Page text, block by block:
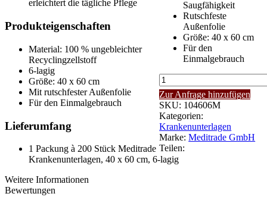
Saugfähigkeit
Rutschfeste
Außenfolie
Größe: 40 x 60 cm
Für den
Einmalgebrauch
Meditrade
Krankenunterlagen
|
40
x
60
cm,
6-
lagig
Zur Anfrage hinzufügen
SKU: 104606M
Kategorien:
Krankenunterlagen
Marke:Meditrade GmbH
Teilen:
erleichtert die tägliche Pflege
Produkteigenschaften
Material: 100 % ungebleichter
Recyclingzellstoff
6-lagig
Größe: 40 x 60 cm
Mit rutschfester Außenfolie
Für den Einmalgebrauch
Lieferumfang
1 Packung à 200 Stück Meditrade
Krankenunterlagen, 40 x 60 cm, 6-lagig
Weitere Informationen
Bewertungen